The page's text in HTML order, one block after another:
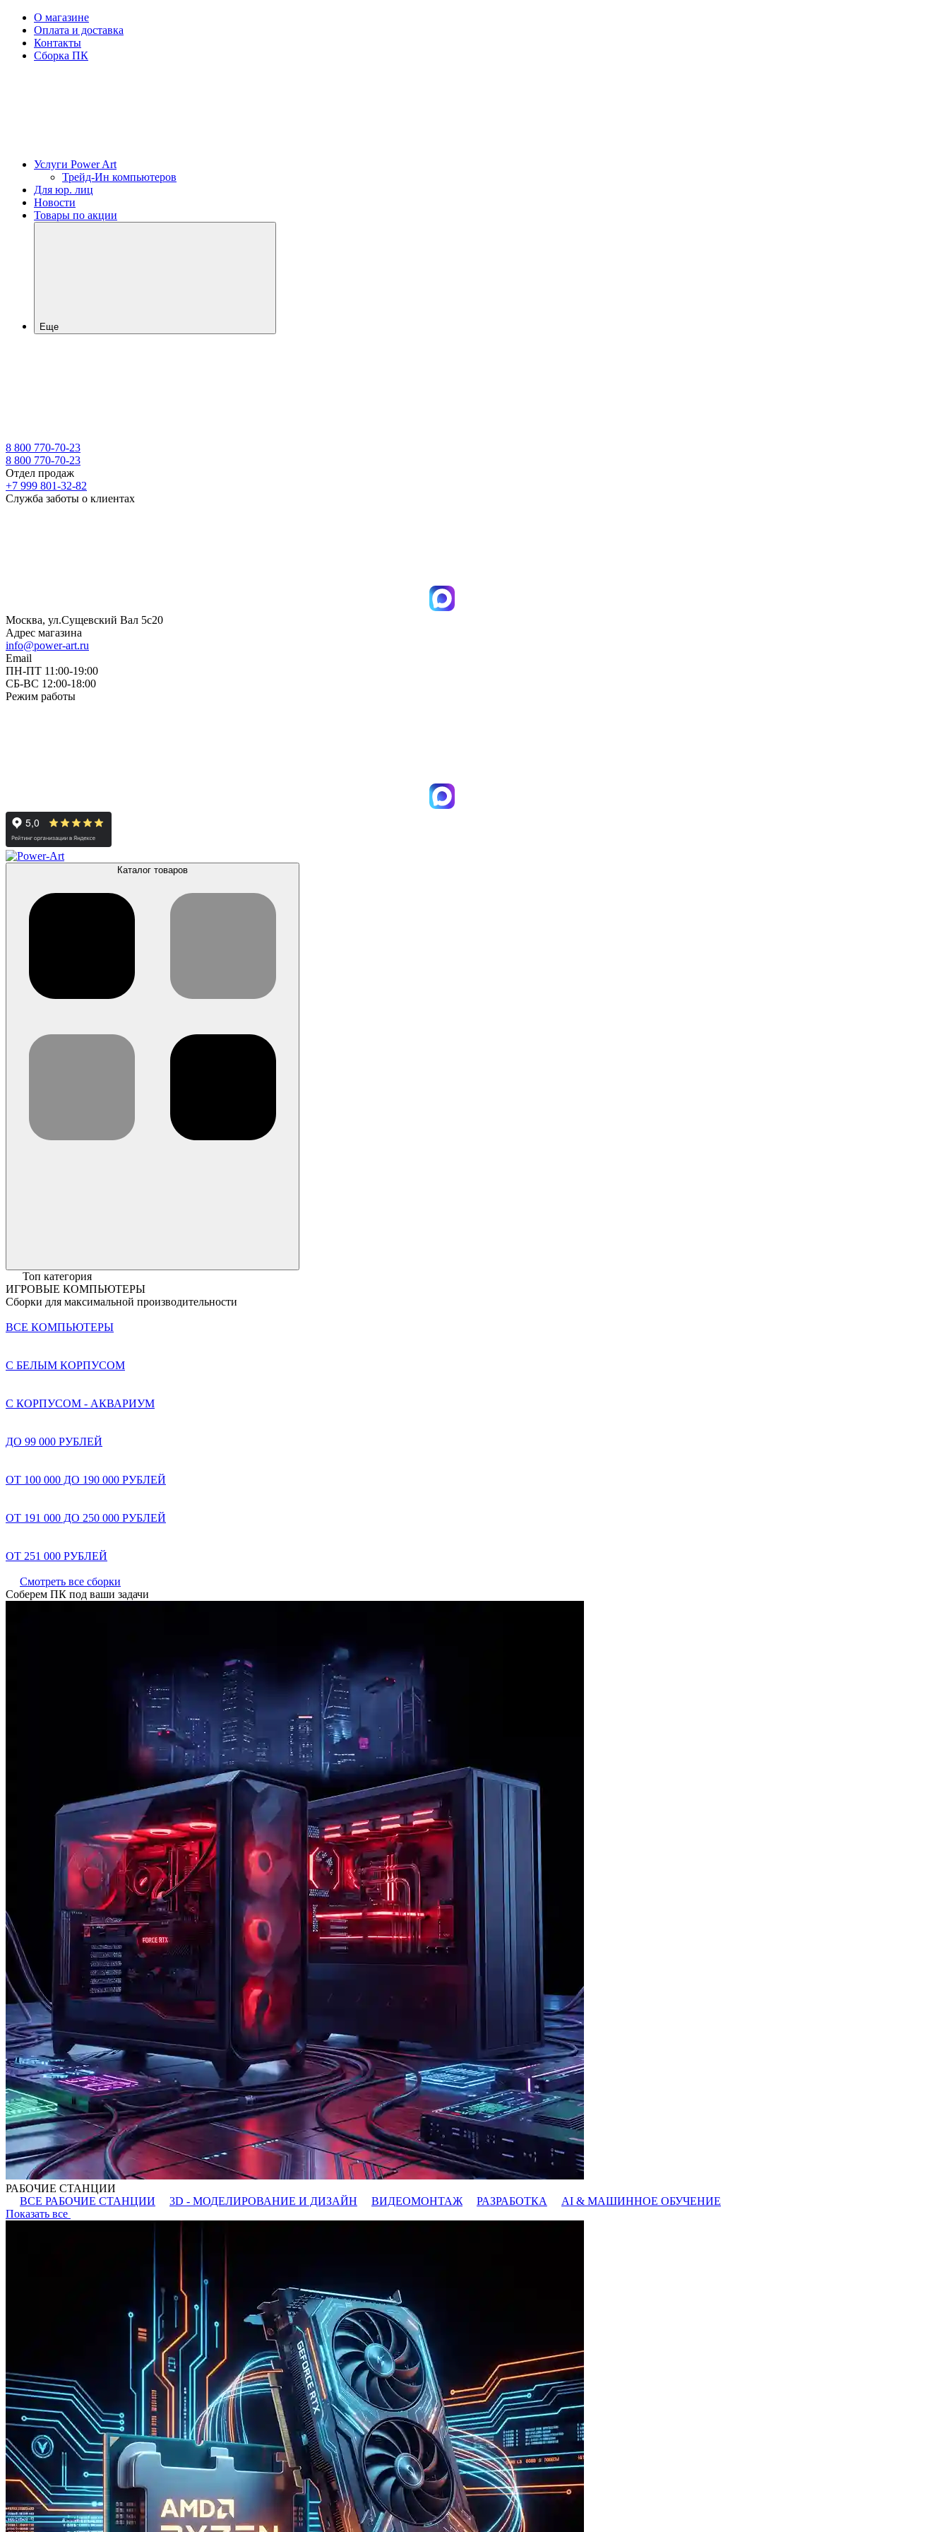
О магазине
Оплата и доставка
Контакты
Сборка ПК
Услуги Power Art
Трейд-Ин компьютеров
Для юр. лиц
Новости
Товары по акции
Еще
8 800 770-70-23
8 800 770-70-23
Отдел продаж
+7 999 801-32-82
Служба заботы о клиентах
Москва, ул.Сущевский Вал 5с20
Адрес магазина
info@power-art.ru
Email
ПН-ПТ 11:00-19:00
СБ-ВС 12:00-18:00
Режим работы
Каталог товаров
Топ категория
ИГРОВЫЕ КОМПЬЮТЕРЫ
Сборки для максимальной производительности
ВСЕ КОМПЬЮТЕРЫ
С БЕЛЫМ КОРПУСОМ
С КОРПУСОМ - АКВАРИУМ
ДО 99 000 РУБЛЕЙ
ОТ 100 000 ДО 190 000 РУБЛЕЙ
ОТ 191 000 ДО 250 000 РУБЛЕЙ
ОТ 251 000 РУБЛЕЙ
Смотреть все сборки
Соберем ПК под ваши задачи
РАБОЧИЕ СТАНЦИИ
ВСЕ РАБОЧИЕ СТАНЦИИ
3D - МОДЕЛИРОВАНИЕ И ДИЗАЙН ВИДЕОМОНТАЖ РАЗРАБОТКА
AI & МАШИННОЕ ОБУЧЕНИЕ
Показать все